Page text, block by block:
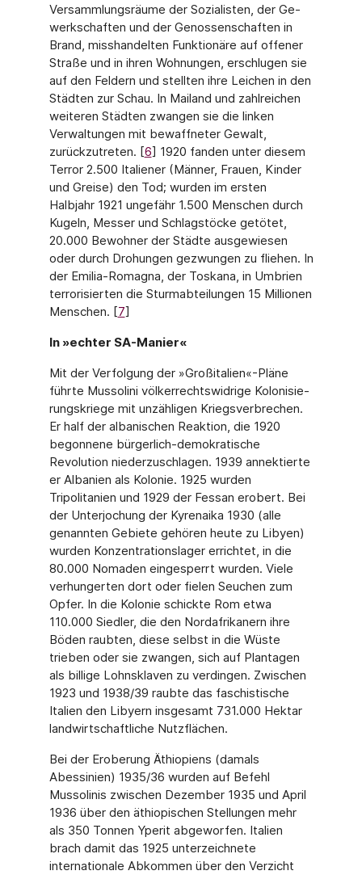
Versammlungsräume der Sozialisten, der Ge­
werkschaften und der Genossenschaften in
Brand, misshandelten Funktionäre auf offener
Straße und in ihren Wohnungen, erschlugen sie
auf den Feldern und stellten ihre Leichen in den
Städten zur Schau. In Mailand und zahlreichen
weiteren Städten zwangen sie die linken
Verwaltungen mit bewaffneter Gewalt,
zurückzutreten. [6] 1920 fanden unter diesem
Terror 2.500 Italiener (Männer, Frauen, Kinder
und Greise) den Tod; wurden im ersten
Halbjahr 1921 ungefähr 1.500 Menschen durch
Kugeln, Messer und Schlagstöcke getötet,
20.000 Bewohner der Städte ausgewiesen
oder durch Drohungen gezwungen zu fliehen. In
der Emilia-Romagna, der Toskana, in Umbrien
terrorisierten die Sturmabteilungen 15 Millionen
Menschen. [7]
In »echter SA-Manier«
Mit der Verfolgung der »Großitalien«-Pläne
führte Mussolini völkerrechtswidrige Kolonisie­
rungskriege mit unzähligen Kriegsverbrechen.
Er half der albanischen Reaktion, die 1920
begonnene bürgerlich-demokratische
Revolution niederzuschlagen. 1939 annektierte
er Albanien als Kolonie. 1925 wurden
Tripolitanien und 1929 der Fessan erobert. Bei
der Un­terjochung der Kyrenaika 1930 (alle
genannten Gebiete gehören heute zu Libyen)
wurden Konzentrationslager errichtet, in die
80.000 Nomaden eingesperrt wurden. Viele
verhun­gerten dort oder fielen Seuchen zum
Opfer. In die Kolonie schickte Rom etwa
110.000 Siedler, die den Nordafrikanern ihre
Böden raubten, diese selbst in die Wüste
trieben oder sie zwangen, sich auf Plantagen
als billige Lohnsklaven zu verdingen. Zwischen
1923 und 1938/39 raubte das faschistische
Italien den Libyern insgesamt 731.000 Hektar
landwirt­schaftliche Nutzflächen.
Bei der Eroberung Äthiopiens (damals
Abessinien) 1935/36 wurden auf Befehl
Mussolinis zwischen Dezember 1935 und April
1936 über den äthiopischen Stellungen mehr
als 350 Tonnen Yperit abgeworfen. Italien
brach damit das 1925 unterzeichnete
internationale Abkommen über den Verzicht